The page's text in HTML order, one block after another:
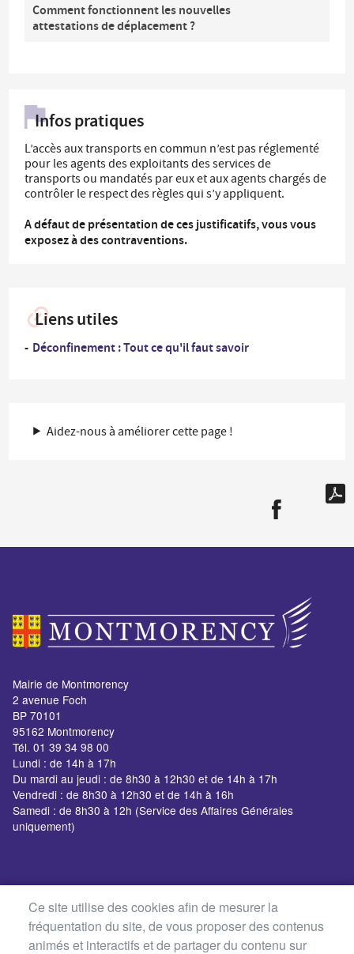
Comment fonctionnent les nouvelles
attestations de déplacement ?
Infos pratiques
L’accès aux transports en commun n’est pas réglementé
pour les agents des exploitants des services de
transports ou mandatés par eux et aux agents chargés de
contrôler le respect des règles qui s’y appliquent.
A défaut de présentation de ces justificatifs, vous vous
exposez à des contraventions.
Liens utiles
Déconfinement : Tout ce qu'il faut savoir
Aidez-nous à améliorer cette page !
Mairie de Montmorency
2 avenue Foch
BP 70101
95162 Montmorency
Tél. 01 39 34 98 00
Lundi : de 14h à 17h
Du mardi au jeudi : de 8h30 à 12h30 et de 14h à 17h
Vendredi : de 8h30 à 12h30 et de 14h à 16h
Samedi : de 8h30 à 12h (Service des Affaires Générales
uniquement)
Ce site utilise des cookies afin de mesurer la
fréquentation du site, de vous proposer des contenus
animés et interactifs et de partager du contenu sur